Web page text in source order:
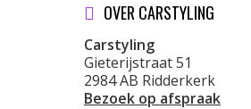
OVER CARSTYLING
Carstyling
Gieterijstraat 51
2984 AB Ridderkerk
Bezoek op afspraak